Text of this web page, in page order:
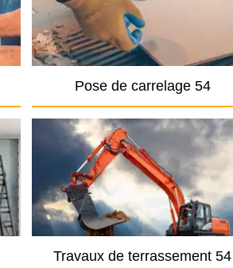
Pose de carrelage 54
Travaux de terrassement 54